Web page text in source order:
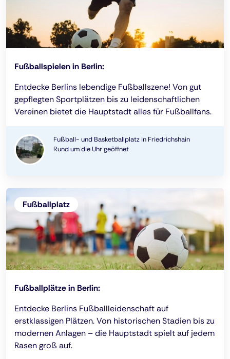
Fußballspielen in Berlin:
Entdecke Berlins lebendige Fußballszene! Von gut
gepflegten Sportplätzen bis zu leidenschaftlichen
Vereinen bietet die Hauptstadt alles für Fußballfans.
Fußball- und Basketballplatz in Friedrichshain
Rund um die Uhr geöffnet
Fußballplatz
Fußballplätze in Berlin:
Entdecke Berlins Fußballleidenschaft auf
erstklassigen Plätzen. Von historischen Stadien bis zu
modernen Anlagen – die Hauptstadt spielt auf jedem
Rasen groß auf.